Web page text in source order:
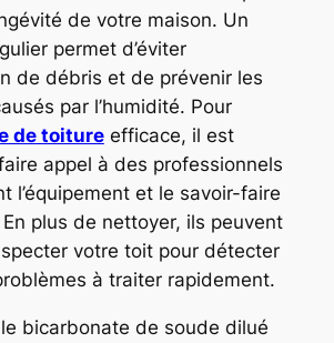
de votre maison. Un
permet d’éviter
de débris et de prévenir les
par l’humidité. Pour
de toitureefficace, il est
appel à des professionnels
l’équipement et le savoir-faire
plus de nettoyer, ils peuvent
votre toit pour détecter
à traiter rapidement.
le bicarbonate de soude dilué